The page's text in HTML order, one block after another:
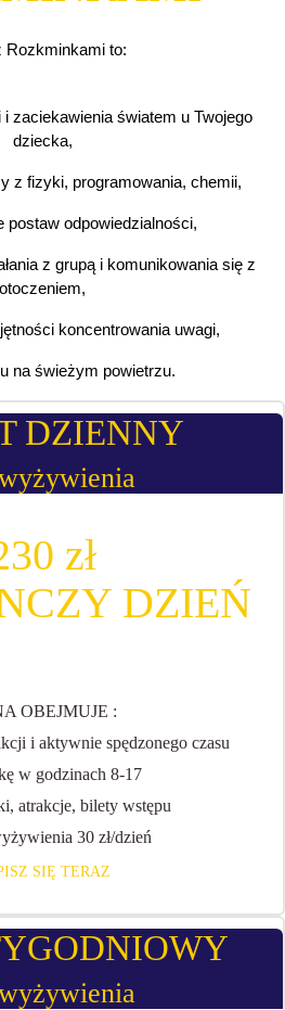
Rozkminkami to:
zaciekawienia światem u Twojego
dziecka,
z fizyki, programowania, chemii,
postaw odpowiedzialności,
z grupą i komunikowania się z
otoczeniem,
koncentrowania uwagi,
na świeżym powietrzu.
DZIENNY
zł
DZIEŃ
OBEJMUJE :
i aktywnie spędzonego czasu
w godzinach 8-17
atrakcje, bilety wstępu
30 zł/dzień
SIĘ TERAZ